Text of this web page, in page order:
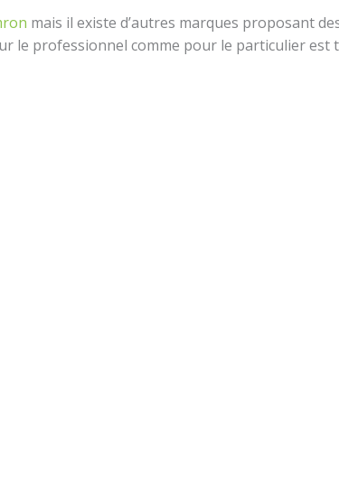
mais il existe d’autres marques proposant
le professionnel comme pour le particulier est